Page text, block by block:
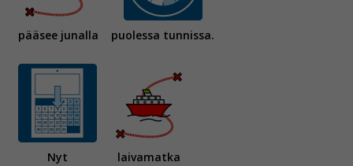
pääsee junalla puolessa tunnissa.
Nyt laivamatka